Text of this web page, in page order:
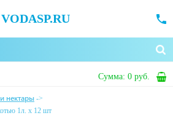
VODASP.RU
Сумма: 0 руб.
нектары ->
1л. х 12 шт